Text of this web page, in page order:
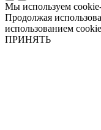
Мы используем
Продолжая
использованием
ПРИНЯТЬ